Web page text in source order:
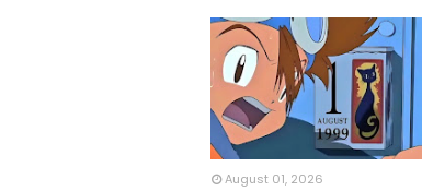
August 01, 2026